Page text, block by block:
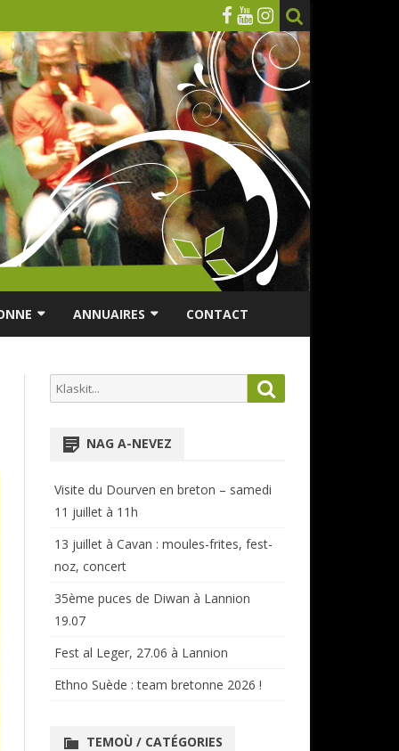
ANNUAIRES
ANNUAIRES DES MUSICIENS
CONTACT
Search
for:
NAG A-NEVEZ
Visite du Dourven en breton – samedi
11 juillet à 11h
13 juillet à Cavan : moules-frites, fest-
noz, concert
35ème puces de Diwan à Lannion
19.07
Fest al Leger, 27.06 à Lannion
Ethno Suède : team bretonne 2026 !
TEMOÙ / CATÉGORIES